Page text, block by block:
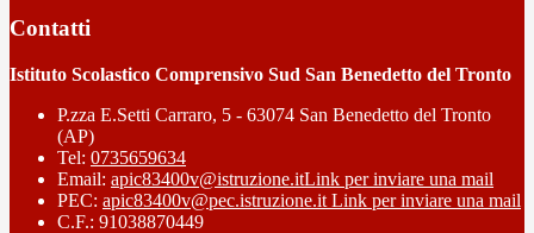
Contatti
Istituto Scolastico Comprensivo Sud San Benedetto del Tronto
P.zza E.Setti Carraro, 5 - 63074 San Benedetto del Tronto
(AP)
Tel: 0735659634
Email: apic83400v@istruzione.itLink per inviare una mail
PEC: apic83400v@pec.istruzione.it Link per inviare una mail
C.F.: 91038870449